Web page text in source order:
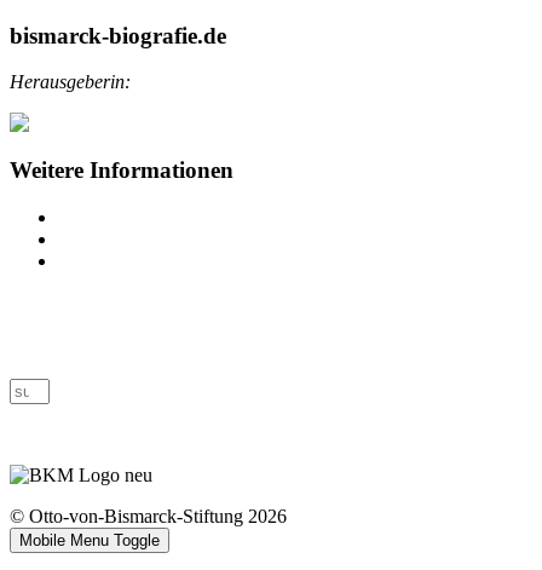
bismarck-biografie.de
Herausgeberin:
Weitere Informationen
© Otto-von-Bismarck-Stiftung 2026
Mobile Menu Toggle